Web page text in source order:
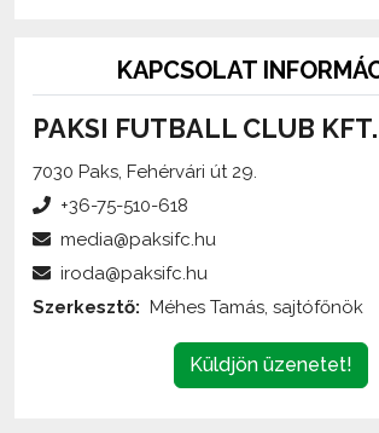
PAKSI FUTBALL CLUB KFT.
7030 Paks, Fehérvári út 29.
Küldjön üzenetet!